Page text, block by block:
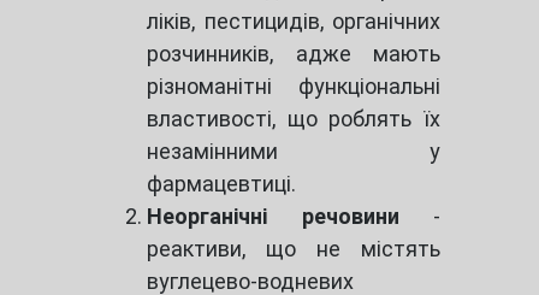
ліків, пестицидів, органічних
розчинників, адже мають
різноманітні функціональні
властивості, що роблять їх
незамінними у
фармацевтиці.
Неорганічні речовини -
реактиви, що не містять
вуглецево-водневих